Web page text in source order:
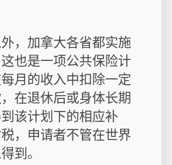
加拿大各省都实施
也是一项公共保险计
月的收入中扣除一定
在退休后或身体长期
该计划下的相应补
，申请者不管在世界
到。